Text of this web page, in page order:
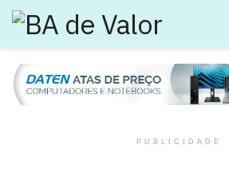
PUBLICIDADE